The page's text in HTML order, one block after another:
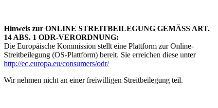
Hinweis zur ONLINE STREITBEILEGUNG GEMÄSS ART.
14 ABS. 1 ODR-VERORDNUNG:
Die Europäische Kommission stellt eine Plattform zur Online-
Streitbeilegung (OS-Plattform) bereit. Sie erreichen diese unter
http://ec.europa.eu/consumers/odr/
Wir nehmen nicht an einer freiwilligen Streitbeilegung teil.